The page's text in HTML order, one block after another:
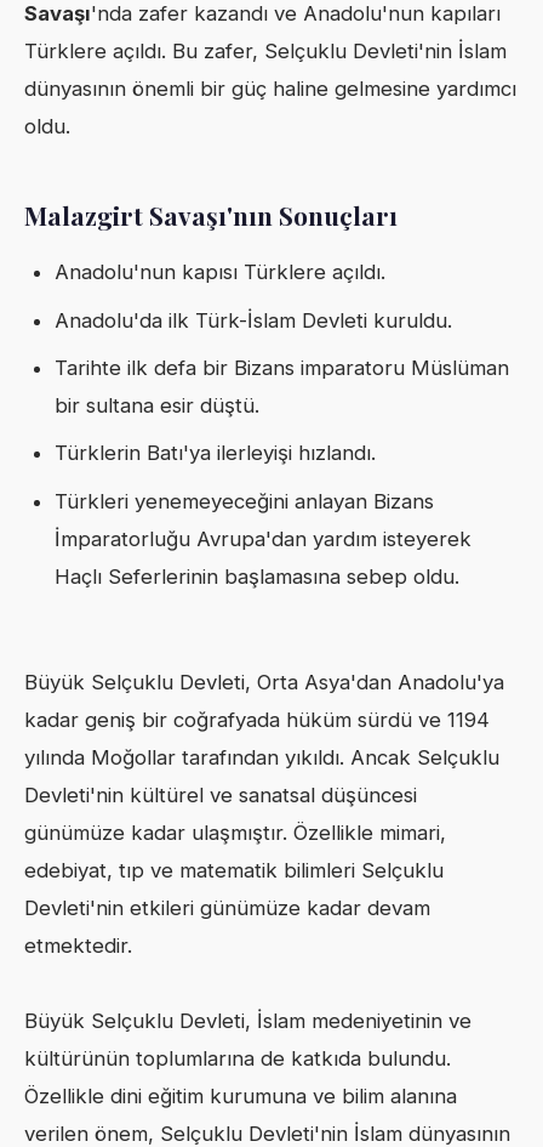
Savaşı'nda zafer kazandı ve Anadolu'nun kapıları
Türklere açıldı. Bu zafer, Selçuklu Devleti'nin İslam
dünyasının önemli bir güç haline gelmesine yardımcı
oldu.
Malazgirt Savaşı'nın Sonuçları
Anadolu'nun kapısı Türklere açıldı.
Anadolu'da ilk Türk-İslam Devleti kuruldu.
Tarihte ilk defa bir Bizans imparatoru Müslüman
bir sultana esir düştü.
Türklerin Batı'ya ilerleyişi hızlandı.
Türkleri yenemeyeceğini anlayan Bizans
İmparatorluğu Avrupa'dan yardım isteyerek
Haçlı Seferlerinin başlamasına sebep oldu.
Büyük Selçuklu Devleti, Orta Asya'dan Anadolu'ya
kadar geniş bir coğrafyada hüküm sürdü ve 1194
yılında Moğollar tarafından yıkıldı. Ancak Selçuklu
Devleti'nin kültürel ve sanatsal düşüncesi
günümüze kadar ulaşmıştır. Özellikle mimari,
edebiyat, tıp ve matematik bilimleri Selçuklu
Devleti'nin etkileri günümüze kadar devam
etmektedir.
Büyük Selçuklu Devleti, İslam medeniyetinin ve
kültürünün toplumlarına de katkıda bulundu.
Özellikle dini eğitim kurumuna ve bilim alanına
verilen önem, Selçuklu Devleti'nin İslam dünyasının